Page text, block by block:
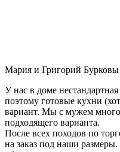
Мария и Григорий Бурковы
У нас в доме
поэтому готовые кухни
вариант. Мы с мужем
подходящего варианта.
После всех походов по
на заказ под наши